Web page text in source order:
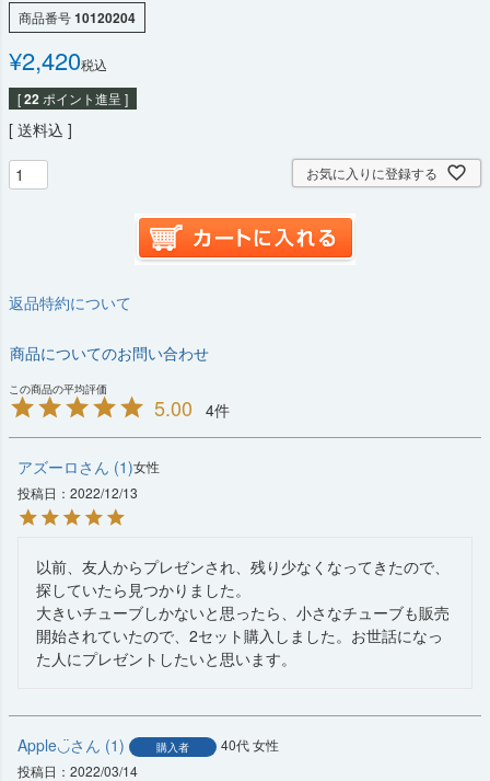
商品番号10120204
¥2,420税込
[22 ポイント進呈 ]
送料込
お気に入りに登録する
返品特約について
商品についてのお問い合わせ
5.00 4
アズーロ 1 女性
投稿日
2022/12/13
以前、友人からプレゼンされ、残り少なくなってきたので、
探していたら見つかりました。
大きいチューブしかないと思ったら、小さなチューブも販売
開始されていたので、2セット購入しました。お世話になっ
た人にプレゼントしたいと思います。
Apple◡̈︎ 1 購入者 40代女性
投稿日
2022/03/14